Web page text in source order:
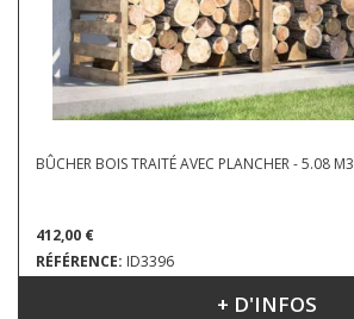
BÛCHER BOIS TRAITÉ AVEC PLANCHER - 5.08 M3
412,00 €
RÉFÉRENCE: ID3396
DIMENSIONS : 3.56 X 0.82 X 1.74 M+ D'INFOS